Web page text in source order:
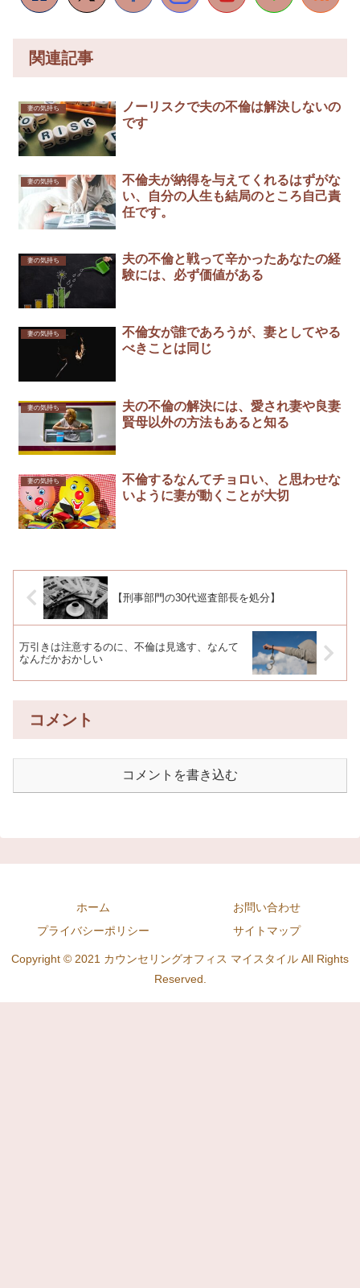
関連記事
妻の気持ち
ノーリスクで夫の不倫は解決しないの
です
妻の気持ち
不倫夫が納得を与えてくれるはずがな
い、自分の人生も結局のところ自己責
任です。
妻の気持ち
夫の不倫と戦って辛かったあなたの経
験には、必ず価値がある
妻の気持ち
不倫女が誰であろうが、妻としてやる
べきことは同じ
妻の気持ち
夫の不倫の解決には、愛され妻や良妻
賢母以外の方法もあると知る
妻の気持ち
不倫するなんてチョロい、と思わせな
いように妻が動くことが大切
【刑事部門の30代巡査部長を処分】
万引きは注意するのに、不倫は見逃す、なんて
なんだかおかしい
コメント
コメントを書き込む
ホーム
お問い合わせ
プライバシーポリシー
サイトマップ
Copyright © 2021 カウンセリングオフィス マイスタイル All Rights
Reserved.